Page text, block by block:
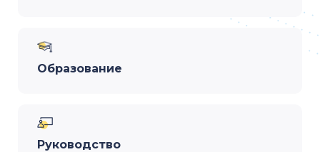
Образование
Руководство